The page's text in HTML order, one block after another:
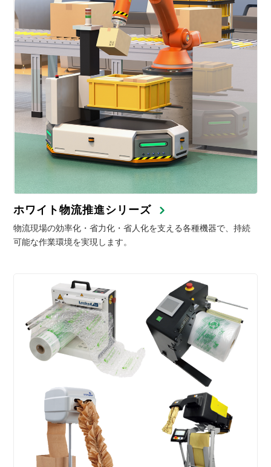
ホワイト物流推進シリーズ
物流現場の効率化・省力化・省人化を支える各種機器で、持続
可能な作業環境を実現します。